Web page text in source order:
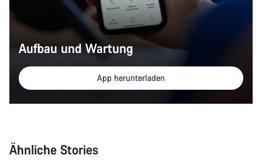
Aufbau und Wartung
App herunterladen
Ähnliche Stories